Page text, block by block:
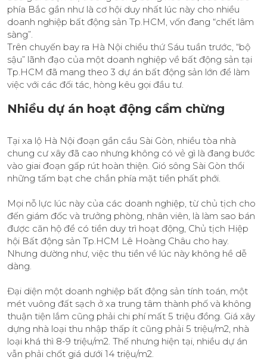
phía Bắc gần như là cơ hội duy nhất lúc này cho nhiều
doanh nghiệp bất động sản Tp.HCM, vốn đang “chết lâm
sàng”.
Trên chuyến bay ra Hà Nội chiều thứ Sáu tuần trước, “bộ
sậu” lãnh đạo của một doanh nghiệp về bất động sản tại
Tp.HCM đã mang theo 3 dự án bất động sản lớn để làm
việc với các đối tác, hòng kêu gọi đầu tư.
Nhiều dự án hoạt động cầm chừng
Tại xa lộ Hà Nội đoạn gần cầu Sài Gòn, nhiều tòa nhà
chung cư xây đã cao nhưng không có vẻ gì là đang bước
vào giai đoạn gấp rút hoàn thiện. Gió sông Sài Gòn thổi
những tấm bạt che chắn phía mặt tiền phất phới.
Mọi nỗ lực lúc này của các doanh nghiệp, từ chủ tịch cho
đến giám đốc và trưởng phòng, nhân viên, là làm sao bán
được căn hộ để có tiền duy trì hoạt động, Chủ tịch Hiệp
hội Bất động sản Tp.HCM Lê Hoàng Châu cho hay.
Nhưng dường như, việc thu tiền về lúc này không hề dễ
dàng.
Đại diện một doanh nghiệp bất động sản tính toán, một
mét vuông đất sạch ở xa trung tâm thành phố và không
thuận tiện lắm cũng phải chi phí mất 5 triệu đồng. Giá xây
dựng nhà loại thu nhập thấp ít cũng phải 5 triệu/m2, nhà
loại khá thì 8-9 triệu/m2. Thế nhưng hiện tại, nhiều dự án
vẫn phải chốt giá dưới 14 triệu/m2.